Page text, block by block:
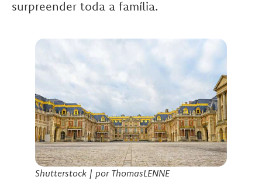
surpreender toda a família.
Shutterstock | por ThomasLENNE